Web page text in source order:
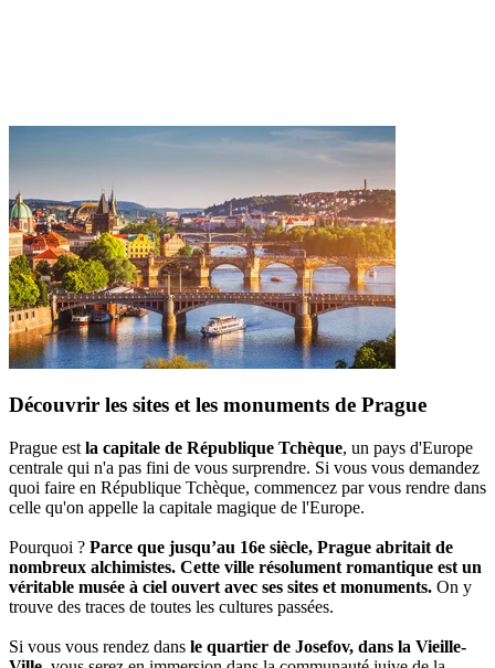
Découvrir les sites et les monuments de Prague
Prague est la capitale de République Tchèque, un pays d'Europe
centrale qui n'a pas fini de vous surprendre. Si vous vous demandez
quoi faire en République Tchèque, commencez par vous rendre dans
celle qu'on appelle la capitale magique de l'Europe.
Pourquoi ? Parce que jusqu’au 16e siècle, Prague abritait de
nombreux alchimistes. Cette ville résolument romantique est un
véritable musée à ciel ouvert avec ses sites et monuments. On y
trouve des traces de toutes les cultures passées.
Si vous vous rendez dans le quartier de Josefov, dans la Vieille-